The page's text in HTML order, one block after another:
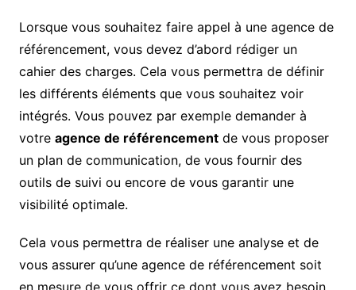
Lorsque vous souhaitez faire appel à une agence de
référencement, vous devez d’abord rédiger un
cahier des charges. Cela vous permettra de définir
les différents éléments que vous souhaitez voir
intégrés. Vous pouvez par exemple demander à
votre agence de référencementde vous proposer
un plan de communication, de vous fournir des
outils de suivi ou encore de vous garantir une
visibilité optimale.
Cela vous permettra de réaliser une analyse et de
vous assurer qu’une agence de référencement soit